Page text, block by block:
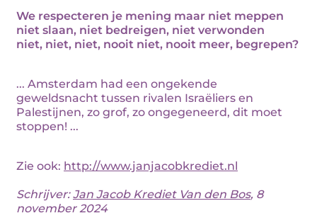
We respecteren je mening maar niet meppen
niet slaan, niet bedreigen, niet verwonden
niet, niet, niet, nooit niet, nooit meer, begrepen?
... Amsterdam had een ongekende
geweldsnacht tussen rivalen Israëliers en
Palestijnen, zo grof, zo ongegeneerd, dit moet
stoppen! ...
Zie ook: http://www.janjacobkrediet.nl
Schrijver:Jan Jacob Krediet Van den Bos, 8
november 2024